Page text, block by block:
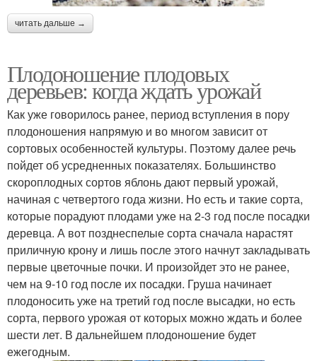
читать дальше →
Плодоношение плодовых
деревьев: когда ждать урожай
Как уже говорилось ранее, период вступления в пору
плодоношения напрямую и во многом зависит от
сортовых особенностей культуры. Поэтому далее речь
пойдет об усредненных показателях. Большинство
скороплодных сортов яблонь дают первый урожай,
начиная с четвертого года жизни. Но есть и такие сорта,
которые порадуют плодами уже на 2-3 год после посадки
деревца. А вот позднеспелые сорта сначала нарастят
приличную крону и лишь после этого начнут закладывать
первые цветочные почки. И произойдет это не ранее,
чем на 9-10 год после их посадки. Груша начинает
плодоносить уже на третий год после высадки, но есть
сорта, первого урожая от которых можно ждать и более
шести лет. В дальнейшем плодоношение будет
ежегодным.